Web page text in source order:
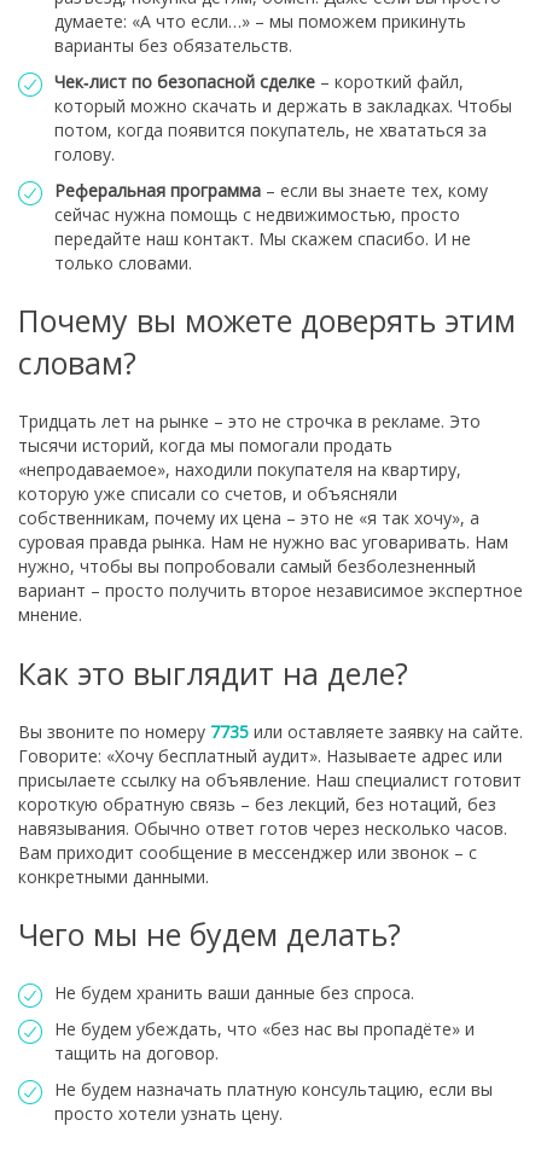
думаете: «А что если…» – мы поможем прикинуть
варианты без обязательств.
Чек‑лист по безопасной сделке – короткий файл,
который можно скачать и держать в закладках. Чтобы
потом, когда появится покупатель, не хвататься за
голову.
Реферальная программа – если вы знаете тех, кому
сейчас нужна помощь с недвижимостью, просто
передайте наш контакт. Мы скажем спасибо. И не
только словами.
Почему вы можете доверять этим
словам?
Тридцать лет на рынке – это не строчка в рекламе. Это
тысячи историй, когда мы помогали продать
«непродаваемое», находили покупателя на квартиру,
которую уже списали со счетов, и объясняли
собственникам, почему их цена – это не «я так хочу», а
суровая правда рынка. Нам не нужно вас уговаривать. Нам
нужно, чтобы вы попробовали самый безболезненный
вариант – просто получить второе независимое экспертное
мнение.
Как это выглядит на деле?
Вы звоните по номеру 7735 или оставляете заявку на сайте.
Говорите: «Хочу бесплатный аудит». Называете адрес или
присылаете ссылку на объявление. Наш специалист готовит
короткую обратную связь – без лекций, без нотаций, без
навязывания. Обычно ответ готов через несколько часов.
Вам приходит сообщение в мессенджер или звонок – с
конкретными данными.
Чего мы не будем делать?
Не будем хранить ваши данные без спроса.
Не будем убеждать, что «без нас вы пропадёте» и
тащить на договор.
Не будем назначать платную консультацию, если вы
просто хотели узнать цену.